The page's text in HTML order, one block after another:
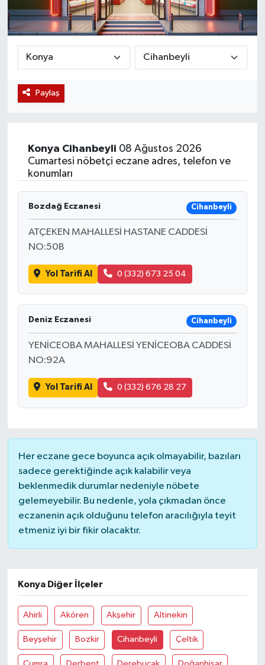
Paylaş
Konya Cihanbeyli 08 Ağustos 2026
Cumartesi nöbetçi eczane adres, telefon ve
konumları
Bozdağ Eczanesi Cihanbeyli
ATÇEKEN MAHALLESİ HASTANE CADDESİ
NO:50B
Yol Tarifi Al 0 (332) 673 25 04
Deniz Eczanesi Cihanbeyli
YENİCEOBA MAHALLESİ YENİCEOBA CADDESİ
NO:92A
Yol Tarifi Al 0 (332) 676 28 27
Her eczane gece boyunca açık olmayabilir, bazıları
sadece gerektiğinde açık kalabilir veya
beklenmedik durumlar nedeniyle nöbete
gelemeyebilir. Bu nedenle, yola çıkmadan önce
eczanenin açık olduğunu telefon aracılığıyla teyit
etmeniz iyi bir fikir olacaktır.
Konya Diğer İlçeler
Ahirli Akören Akşehir Altinekin
Beyşehir Bozkir Cihanbeyli Çeltik
Magazin